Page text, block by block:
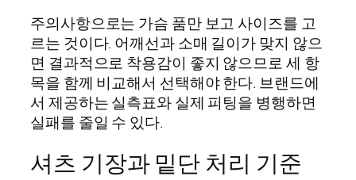
주의사항으로는 가슴 품만 보고 사이즈를 고
르는 것이다. 어깨선과 소매 길이가 맞지 않으
면 결과적으로 착용감이 좋지 않으므로 세 항
목을 함께 비교해서 선택해야 한다. 브랜드에
서 제공하는 실측표와 실제 피팅을 병행하면
실패를 줄일 수 있다.
셔츠 기장과 밑단 처리 기준